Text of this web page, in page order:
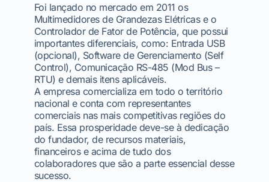
Foi lançado no mercado em 2011 os
Multimedidores de Grandezas Elétricas e o
Controlador de Fator de Potência, que possui
importantes diferenciais, como: Entrada USB
(opcional), Software de Gerenciamento (Self
Control), Comunicação RS-485 (Mod Bus –
RTU) e demais itens aplicáveis.
A empresa comercializa em todo o território
nacional e conta com representantes
comerciais nas mais competitivas regiões do
país. Essa prosperidade deve-se à dedicação
do fundador, de recursos materiais,
financeiros e acima de tudo dos
colaboradores que são a parte essencial desse
sucesso.